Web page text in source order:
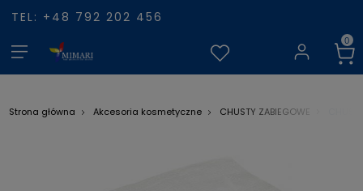
TEL: +48 792 202 456
Strona główna Akcesoria kosmetyczne CHUSTY ZABIEGOWE